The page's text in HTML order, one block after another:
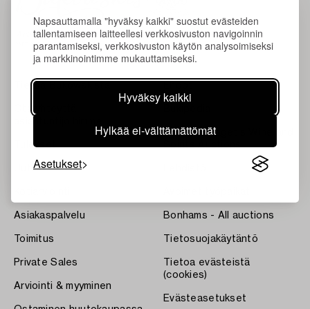
Napsauttamalla "hyväksy kaikki" suostut evästeiden
tallentamiseen laitteellesi verkkosivuston navigoinnin
parantamiseksi, verkkosivuston käytön analysoimiseksi
ja markkinointimme mukauttamiseksi.
Hyväksy kaikki
Hylkää ei-välttämättömät
Asetukset
Tietoa Bukowskista
Ota yhteyttä
Tulokset
Uutiset
Asiakaspalvelu
Toimitus
Private Sales
Arviointi & myyminen
Systembolaget's Wine and
Spirits Auctions
Bonhams - All auctions
Tietosuojakäytäntö
Tietoa evästeistä
(cookies)
Evästeasetukset